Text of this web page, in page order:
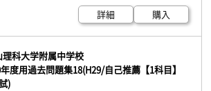
詳細
購入
理科大学附属中学校
度用過去問題集18(H29/自己推薦【1科目】
)